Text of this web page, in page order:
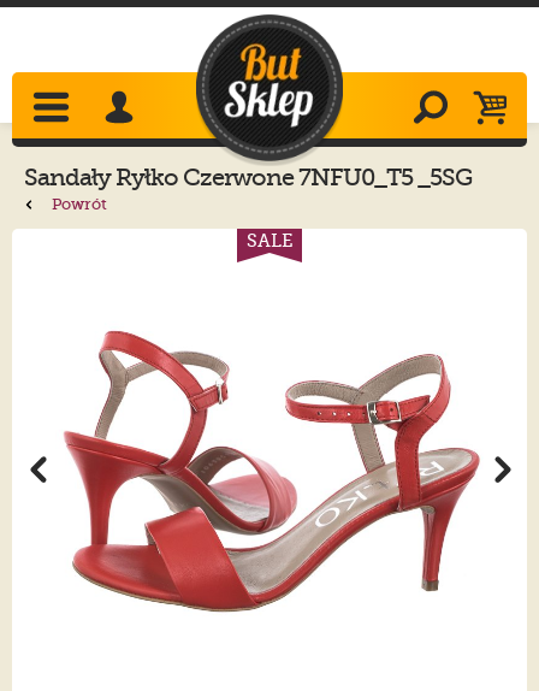
SandałyRyłko Czerwone 7NFU0_T5 _5SG
Powrót
SALE